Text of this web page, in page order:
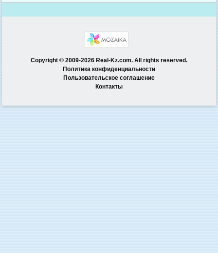
Copyright © 2009-2026 Real-Kz.com. All rights reserved.
Политика конфиденциальности
Пользовательское соглашение
Контакты